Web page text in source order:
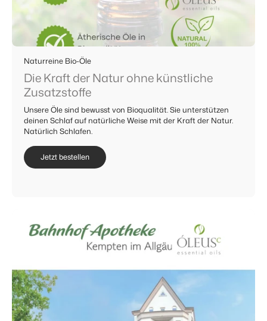
Naturreine Bio-Öle
Die Kraft der Natur ohne künstliche
Zusatzstoffe
Unsere Öle sind bewusst von Bioqualität. Sie unterstützen
deinen Schlaf auf natürliche Weise mit der Kraft der Natur.
Natürlich Schlafen.
Jetzt bestellen